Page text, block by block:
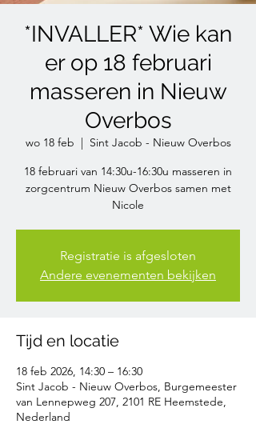
*INVALLER* Wie kan
er op 18 februari
masseren in Nieuw
Overbos
wo 18 feb
  |
Sint Jacob - Nieuw Overbos
18 februari van 14:30u-16:30u masseren in
zorgcentrum Nieuw Overbos samen met
Nicole
Registratie is afgesloten
Andere evenementen bekijken
Tijd en locatie
18 feb 2026, 14:30 – 16:30
Sint Jacob - Nieuw Overbos, Burgemeester
van Lennepweg 207, 2101 RE Heemstede,
Nederland